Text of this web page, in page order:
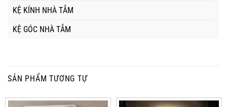
KỆ KÍNH NHÀ TẮM
KỆ GÓC NHÀ TẮM
SẢN PHẨM TƯƠNG TỰ